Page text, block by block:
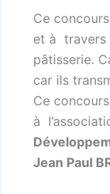
Ce
et à travers
pâtisserie.
car ils
Ce
à
Jean Paul